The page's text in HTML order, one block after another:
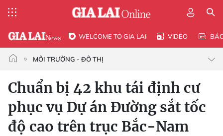
WELCOME TO GIA LAI VIDEO
MÔI TRƯỜNG - ĐÔ THỊ
Chuẩn bị 42 khu tái định cư
phục vụ Dự án Đường sắt tốc
độ cao trên trục Bắc-Nam